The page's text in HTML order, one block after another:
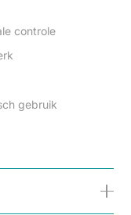
controle
gebruik